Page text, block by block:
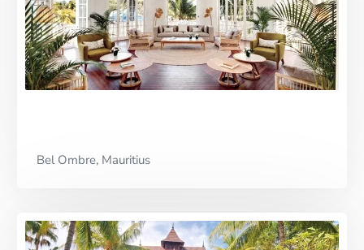
Bel Ombre, Mauritius